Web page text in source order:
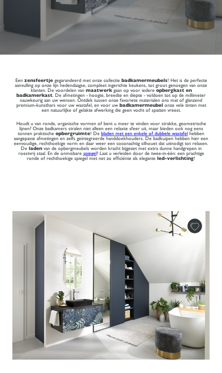
Een zensfeertje gegarandeerd met onze collectie badkamermeubels! Het is de perfecte
aanvulling op onze lijn hedendaagse, compleet ingerichte keukens, tot groot genoegen van onze
klanten. De voordelen van maatwerkgaan op voor iedere opbergkast en
badkamerkast . De afmetingen - hoogte, breedte en diepte - voldoen tot op de millimeter
nauwkeurig aan uw wensen. Ontdek tussen onze favoriete materialen ons mat of glanzend
premium-kunsthars voor uw wastafel, en voor uw badkamermeubel onze vele tinten met
een natuurlijke of gelakte afwerking die geen vocht of spatten vreest.
Houdt u van ronde, organische vormen of bent u meer te vinden voor strakke, geometrische
lijnen? Onze badkamers stralen niet alleen een relaxte sfeer uit, maar bieden ook nog eens
tonnen praktische opbergruimte! De bladen met een enkele of dubbele wastafel hebben
aangepaste afmetingen en zelfs geïntegreerde handdoekhouders. De badkuipen hebben hier een
eenvoudige, rechthoekige vorm en daar weer een coconachtig silhouet dat uitnodigt tot relaxen.
De laden van de opbergmeubels worden kracht bijgezet met extra dunne handgrepen in
roestvrij staal. En de onmisbare spiegel? Laat u verleiden door de twee-in-één: een prachtige
ronde of rechthoekige spiegel met net zo efficiënte als elegante led-verlichting!